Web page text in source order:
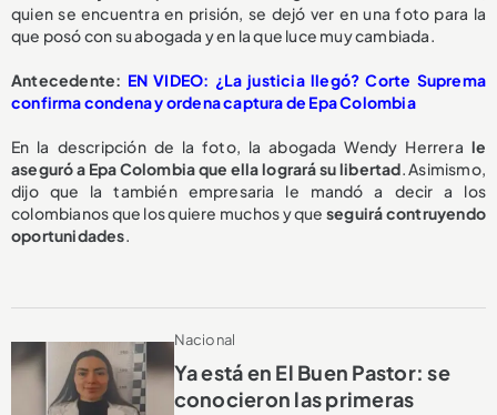
quien se encuentra en prisión, se dejó ver en una foto para la
que posó con su abogada y en la que luce muy cambiada.
Antecedente: EN VIDEO: ¿La justicia llegó? Corte Suprema
confirma condena y ordena captura de Epa Colombia
En la descripción de la foto, la abogada Wendy Herrera le
aseguró a Epa Colombia que ella logrará su libertad. Asimismo,
dijo que la también empresaria le mandó a decir a los
colombianos que los quiere muchos y queseguirá contruyendo
oportunidades.
Nacional
Ya está en El Buen Pastor: se
conocieron las primeras